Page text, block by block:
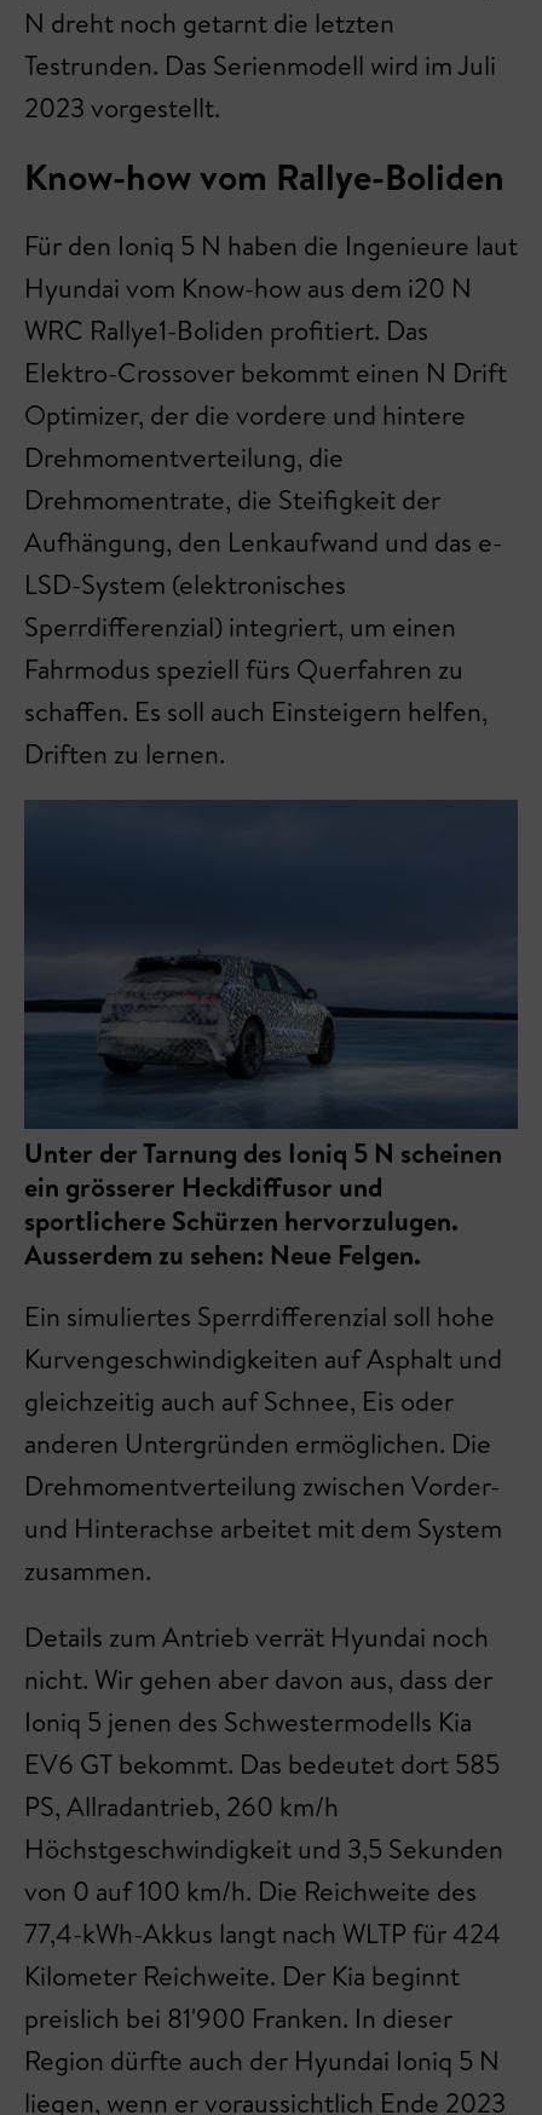
N dreht noch getarnt die letzten
Testrunden. Das Serienmodell wird im Juli
2023 vorgestellt.
Know-how vom Rallye-Boliden
Für den Ioniq 5 N haben die Ingenieure laut
Hyundai vom Know-how aus dem i20 N
WRC Rallye1-Boliden profitiert. Das
Elektro-Crossover bekommt einen N Drift
Optimizer, der die vordere und hintere
Drehmomentverteilung, die
Drehmomentrate, die Steifigkeit der
Aufhängung, den Lenkaufwand und das e-
LSD-System (elektronisches
Sperrdifferenzial) integriert, um einen
Fahrmodus speziell fürs Querfahren zu
schaffen. Es soll auch Einsteigern helfen,
Driften zu lernen.
Unter der Tarnung des Ioniq 5 N scheinen
ein grösserer Heckdiffusor und
sportlichere Schürzen hervorzulugen.
Ausserdem zu sehen: Neue Felgen.
Ein simuliertes Sperrdifferenzial soll hohe
Kurvengeschwindigkeiten auf Asphalt und
gleichzeitig auch auf Schnee, Eis oder
anderen Untergründen ermöglichen. Die
Drehmomentverteilung zwischen Vorder-
und Hinterachse arbeitet mit dem System
zusammen.
Details zum Antrieb verrät Hyundai noch
nicht. Wir gehen aber davon aus, dass der
Ioniq 5 jenen des Schwestermodells Kia
EV6 GT bekommt. Das bedeutet dort 585
PS, Allradantrieb, 260 km/h
Höchstgeschwindigkeit und 3,5 Sekunden
von 0 auf 100 km/h. Die Reichweite des
77,4-kWh-Akkus langt nach WLTP für 424
Kilometer Reichweite. Der Kia beginnt
preislich bei 81'900 Franken. In dieser
Region dürfte auch der Hyundai Ioniq 5 N
liegen, wenn er voraussichtlich Ende 2023